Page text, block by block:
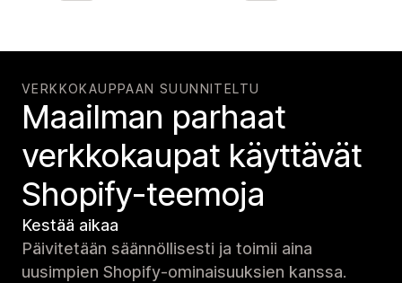
VERKKOKAUPPAAN SUUNNITELTU
Maailman parhaat
verkko­kaupat käyttävät
Shopify-teemoja
Kestää aikaa
Päivitetään säännöllisesti ja toimii aina
uusimpien Shopify-ominaisuuksien kanssa.